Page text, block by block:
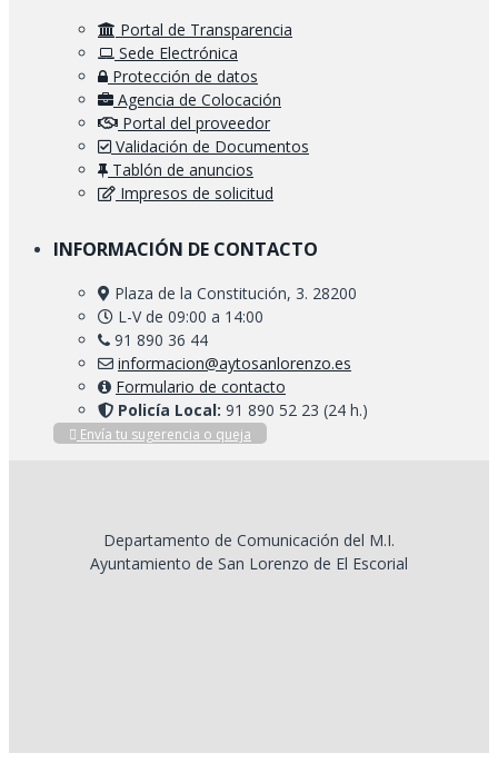
Portal de Transparencia
Sede Electrónica
Protección de datos
Agencia de Colocación
Portal del proveedor
Validación de Documentos
Tablón de anuncios
Impresos de solicitud
INFORMACIÓN DE CONTACTO
Plaza de la Constitución, 3. 28200
L-V de 09:00 a 14:00
91 890 36 44
informacion@aytosanlorenzo.es
Formulario de contacto
Policía Local: 91 890 52 23 (24 h.)
Envía tu sugerencia o queja
Departamento de Comunicación del M.I.
Ayuntamiento de San Lorenzo de El Escorial